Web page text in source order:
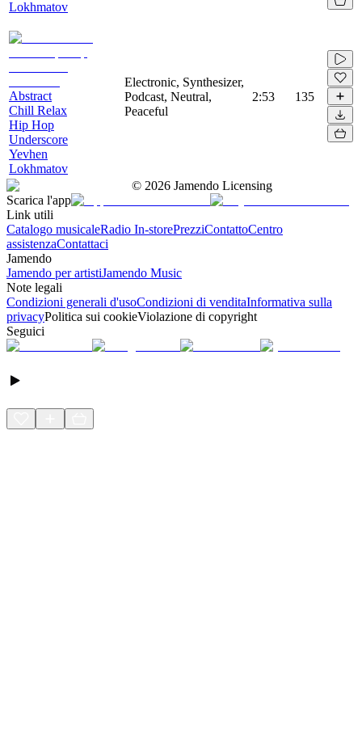
Lokhmatov
Abstract
Chill Relax
Hip Hop
Underscore
Yevhen
Lokhmatov
Electronic, Synthesizer,
Podcast, Neutral,
Peaceful
2:53 135
© 2026 Jamendo Licensing
Scarica l'app
Link utili
Catalogo musicaleRadio In-storePrezziContattoCentro
assistenzaContattaci
Jamendo
Jamendo per artistiJamendo Music
Note legali
Condizioni generali d'usoCondizioni di venditaInformativa sulla
privacyPolitica sui cookieViolazione di copyright
Seguici